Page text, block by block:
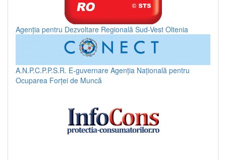
Agenția pentru Dezvoltare Regională Sud-Vest Oltenia
A.N.P.C.P.P.S.R. E-guvernare Agenția Națională pentru
Ocuparea Forței de Muncă